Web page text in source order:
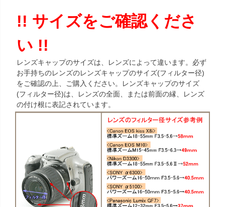
!! サイズをご確認くださ
い !!
レンズキャップのサイズは、レンズによって違います。必ず
お手持ちのレンズのレンズキャップのサイズ(フィルター径)
をご確認の上、ご購入ください。レンズキャップのサイズ
(フィルター径)は、レンズの全面、または前面の縁、レンズ
の付け根に表記されています。